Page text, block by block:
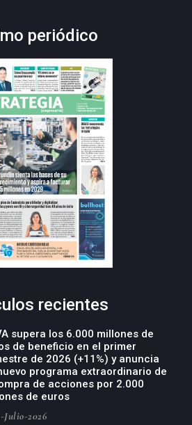
periódico
recientes
supera los 6.000 millones de
de beneficio en el primer
de 2026 (+11%) y anuncia
programa extraordinario de
de acciones por 2.000
de euros
Julio-2026